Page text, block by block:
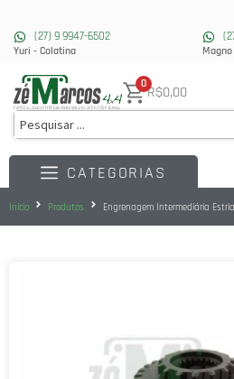
(27) 9 9947-6502
Yuri - Colatina
0R$0,00
CATEGORIAS
Início Produtos Engrenagem Intermediária